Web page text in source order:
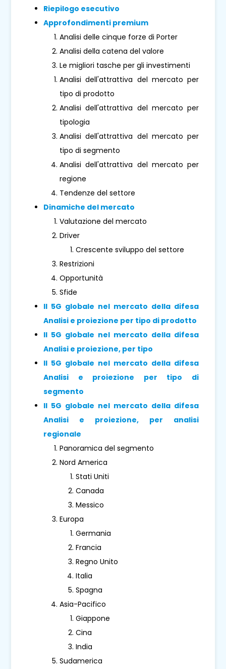
Riepilogo esecutivo
Approfondimenti premium
Analisi delle cinque forze di Porter
Analisi della catena del valore
Le migliori tasche per gli investimenti
Analisi dell'attrattiva del mercato per
tipo di prodotto
Analisi dell'attrattiva del mercato per
tipologia
Analisi dell'attrattiva del mercato per
tipo di segmento
Analisi dell'attrattiva del mercato per
regione
Tendenze del settore
Dinamiche del mercato
Valutazione del mercato
Driver
Crescente sviluppo del settore
Restrizioni
Opportunità
Sfide
Il 5G globale nel mercato della difesa
Analisi e proiezione per tipo di prodotto
Il 5G globale nel mercato della difesa
Analisi e proiezione, per tipo
Il 5G globale nel mercato della difesa
Analisi e proiezione per tipo di
segmento
Il 5G globale nel mercato della difesa
Analisi e proiezione, per analisi
regionale
Panoramica del segmento
Nord America
Stati Uniti
Canada
Messico
Europa
Germania
Francia
Regno Unito
Italia
Spagna
Asia-Pacifico
Giappone
Cina
India
Sudamerica